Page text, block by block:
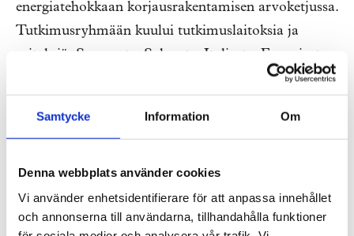
Samtycke Information Om
Denna webbplats använder cookies
Vi använder enhetsidentifierare för att anpassa innehållet
och annonserna till användarna, tillhandahålla funktioner
energiatehokkaan korjausrakentamisen arvoketjussa.
Tutkimusryhmään kuului tutkimuslaitoksia ja
yrityksiä Suomesta, Saksasta, Italiasta, Espanjasta,
Sloveniasta ja Maltalta. Konsortio kehitti sekä
(asuin)kiinteistön omistajille kuin
Viimeisen kokouksen pääosassa olivat luonnollisesti
aikaansaannokset. Siinä, missä Keski-Euroopplaiset